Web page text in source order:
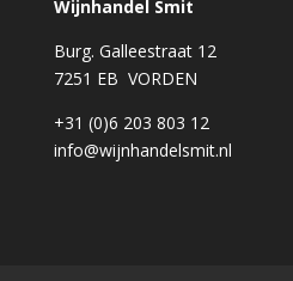
Wijnhandel Smit
Burg. Galleestraat 12
7251 EB VORDEN
+31 (0)6 203 803 12
info@wijnhandelsmit.nl